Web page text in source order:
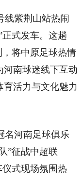
线紫荆山站热闹
式发车。这趟
，将中原足球热情
河南球迷线下互动
育活力与文化魅力
名河南足球俱乐
”征战中超联
式现场氛围热